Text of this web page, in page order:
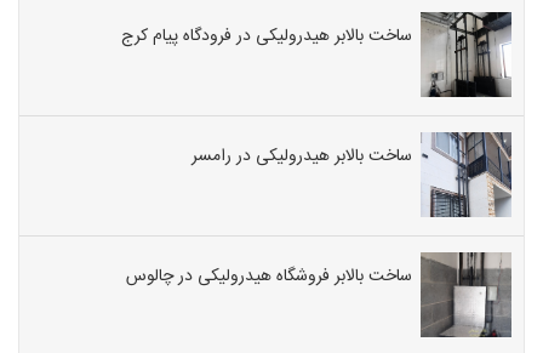
ساخت بالابر هیدرولیکی در فرودگاه پیام کرج
ساخت بالابر هیدرولیکی در رامسر
ساخت بالابر فروشگاه هیدرولیکی در چالوس